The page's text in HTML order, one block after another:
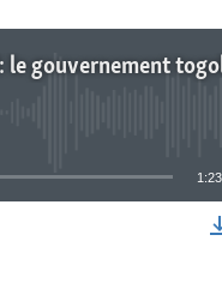
1:23